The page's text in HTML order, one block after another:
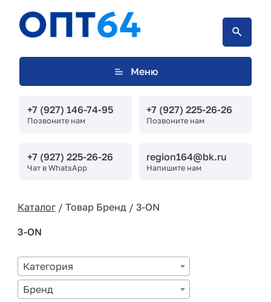
Меню
+7 (927) 146-74-95
Позвоните нам
+7 (927) 225-26-26
Позвоните нам
+7 (927) 225-26-26
Чат в WhatsApp
region164@bk.ru
Напишите нам
Каталог/ Товар Бренд / 3-ON
3-ON
Категория
Бренд